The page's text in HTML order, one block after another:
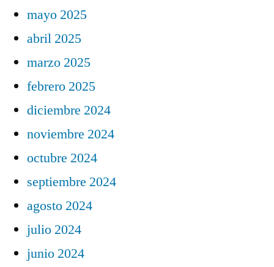
mayo 2025
abril 2025
marzo 2025
febrero 2025
diciembre 2024
noviembre 2024
octubre 2024
septiembre 2024
agosto 2024
julio 2024
junio 2024